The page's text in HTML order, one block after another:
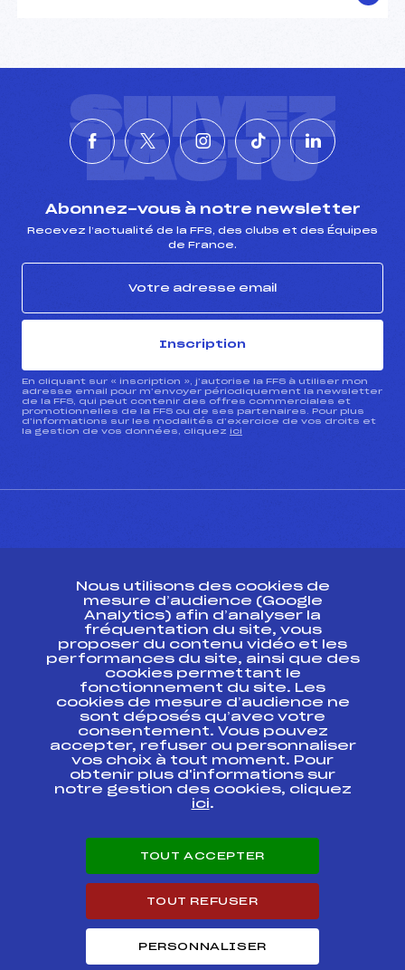
SUIVEZ
L'ACTU
Abonnez-vous à notre newsletter
Recevez l’actualité de la FFS, des clubs et des Équipes
de France.
Inscription
En cliquant sur « inscription », j’autorise la FFS à utiliser mon
adresse email pour m’envoyer périodiquement la newsletter
de la FFS, qui peut contenir des offres commerciales et
promotionnelles de la FFS ou de ses partenaires. Pour plus
d’informations sur les modalités d’exercice de vos droits et
la gestion de vos données, cliquez ici
Ressources
Pass’Neige
Projet sportif fédéral
Projet de performance fédéral
Antidopage
Pôle Développement, Formation, Suivi
Scientifique
Listes ministérielles
Pôle vie de l’athlète
Enseignement professionnel
Carrières
Nous utilisons des cookies de
mesure d’audience (Google
Analytics) afin d’analyser la
fréquentation du site, vous
proposer du contenu vidéo et les
performances du site, ainsi que des
cookies permettant le
fonctionnement du site. Les
cookies de mesure d’audience ne
sont déposés qu’avec votre
consentement. Vous pouvez
accepter, refuser ou personnaliser
vos choix à tout moment. Pour
obtenir plus d'informations sur
notre gestion des cookies, cliquez
ici.
TOUT ACCEPTER
TOUT REFUSER
PERSONNALISER